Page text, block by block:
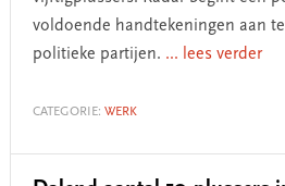
voldoende handtekeningen aan
politieke partijen. ... lees verder
CATEGORIE: WERK